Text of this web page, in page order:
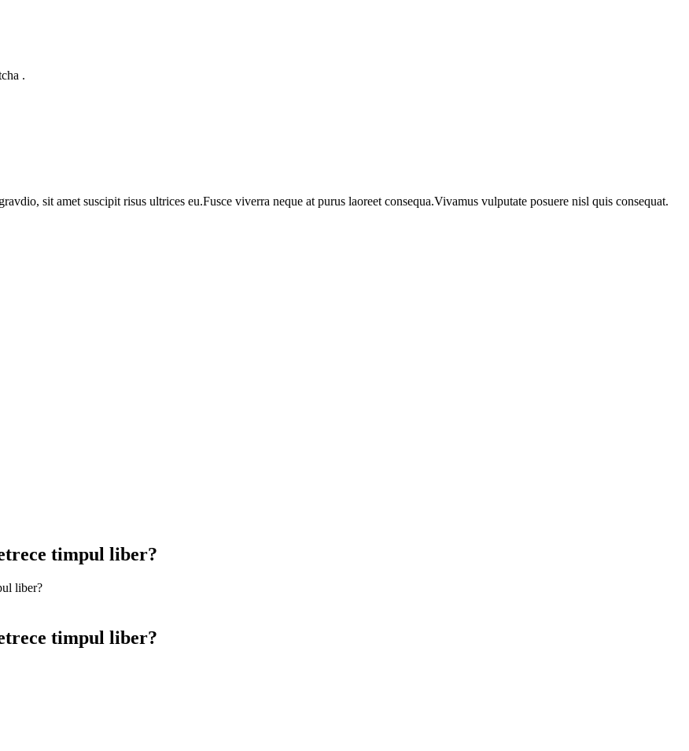
.
sit amet suscipit risus ultrices eu.Fusce viverra neque at purus laoreet consequa.Vivamus vulputate posuere nisl quis consequat.
timpul liber?
liber?
timpul liber?